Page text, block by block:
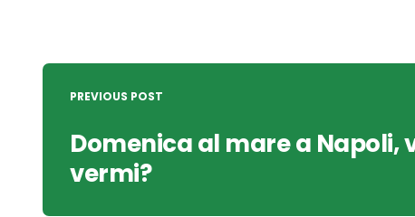
Post
navigation
PREVIOUS POST
Domenica al mare a Napoli,
vermi?